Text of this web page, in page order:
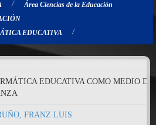
Área Ciencias de la Educación
EDUCATIVA
EDUCATIVA COMO MEDIO DE
FRANZ LUIS